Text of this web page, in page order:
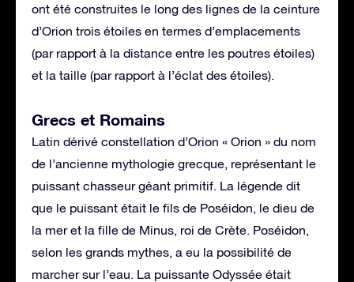
ont été construites le long des lignes de la ceinture
d’Orion trois étoiles en termes d’emplacements
(par rapport à la distance entre les poutres étoiles)
et la taille (par rapport à l’éclat des étoiles).
Grecs et Romains
Latin dérivé constellation d’Orion « Orion » du nom
de l’ancienne mythologie grecque, représentant le
puissant chasseur géant primitif. La légende dit
que le puissant était le fils de Poséidon, le dieu de
la mer et la fille de Minus, roi de Crète. Poséidon,
selon les grands mythes, a eu la possibilité de
marcher sur l’eau. La puissante Odyssée était